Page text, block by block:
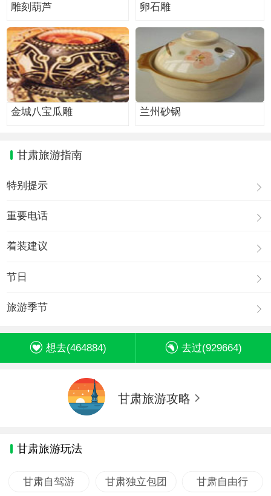
雕刻葫芦 卵石雕
金城八宝瓜雕 兰州砂锅
甘肃旅游指南
特别提示
重要电话
着装建议
节日
旅游季节
想去(464884) 去过(929664)
甘肃旅游攻略
甘肃旅游玩法
甘肃自驾游 甘肃独立包团 甘肃自由行